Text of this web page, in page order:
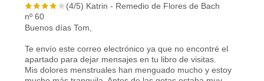
(4/5) Katrin - Remedio de Flores de Bach
nº 60
Buenos días Tom,
Te envío este correo electrónico ya que no encontré el
apartado para dejar mensajes en tu libro de visitas.
Mis dolores menstruales han menguado mucho y estoy